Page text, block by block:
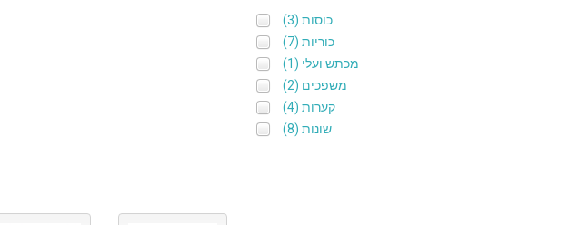
כוסות (3)
כוריות (7)
מכתש ועלי (1)
משפכים (2)
קערות (4)
שונות (8)